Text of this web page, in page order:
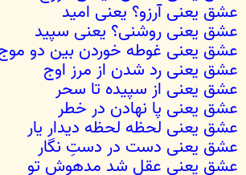
عشق یعنی آرزو؟ یعنی امید
عشق یعنی روشنی؟ یعنی سپید
عشق یعنی غوطه خوردن بین دو موج
عشق یعنی رد شدن از مرز اوج
عشق یعنی از سپیده تا سحر
عشق یعنی پا نهادن در خطر
عشق یعنی لحظه لحظه دیدار یار
عشق یعنی دست در دستِ نگار
عشق یعنی عقل شد مدهوش تو